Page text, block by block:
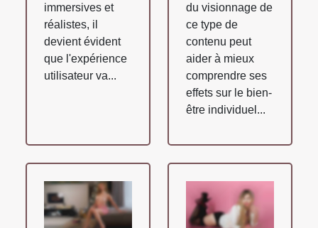
immersives et
réalistes, il
devient évident
que l'expérience
utilisateur va...
du visionnage de
ce type de
contenu peut
aider à mieux
comprendre ses
effets sur le bien-
être individuel...